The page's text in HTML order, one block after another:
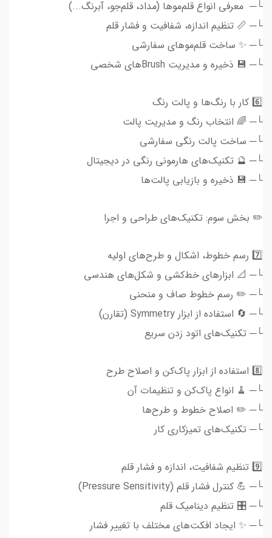
└─ ️ معرفی انواع قلم‌موها (مداد، قلم‌جو، آبرنگ...)
└─ 📏 تنظیم اندازه، شفافیت و فشار قلم
└─ ✨ ساخت قلم‌موهای سفارشی
└─ 💾 ذخیره و مدیریت Brushهای شخصی
6️⃣ کار با رنگ‌ها و پالت رنگ
└─ 🌈 انتخاب رنگ و مدیریت پالت
└─ ساخت پالت رنگی سفارشی
└─ 🔮 تکنیک‌های هارمونی رنگی در دیجیتال
└─ 💾 ذخیره و بازیابی پالت‌ها
✏️ بخش سوم: تکنیک‌های طراحی و اجرا
7️⃣ رسم خطوط، اشکال و طرح‌های اولیه
└─ 📐 ابزارهای خط‌کشی و شکل‌های هندسی
└─ ✏️ رسم خطوط صاف و منحنی
└─ 🔄 استفاده از ابزار Symmetry (تقارن)
└─ تکنیک‌های اتود زدن سریع
8️⃣ استفاده از ابزار پاک‌کن و اصلاح طرح
└─ 🧹 انواع پاک‌کن و تنظیمات آن
└─ ✏️ اصلاح خطوط و طرح‌ها
└─ تکنیک‌های تمیزکاری کار
9️⃣ تنظیم شفافیت، اندازه و فشار قلم
└─ 💪 کنترل فشار قلم (Pressure Sensitivity)
└─ 🎛️ تنظیم دینامیک قلم
└─ ✨ ایجاد افکت‌های مختلف با تغییر فشار